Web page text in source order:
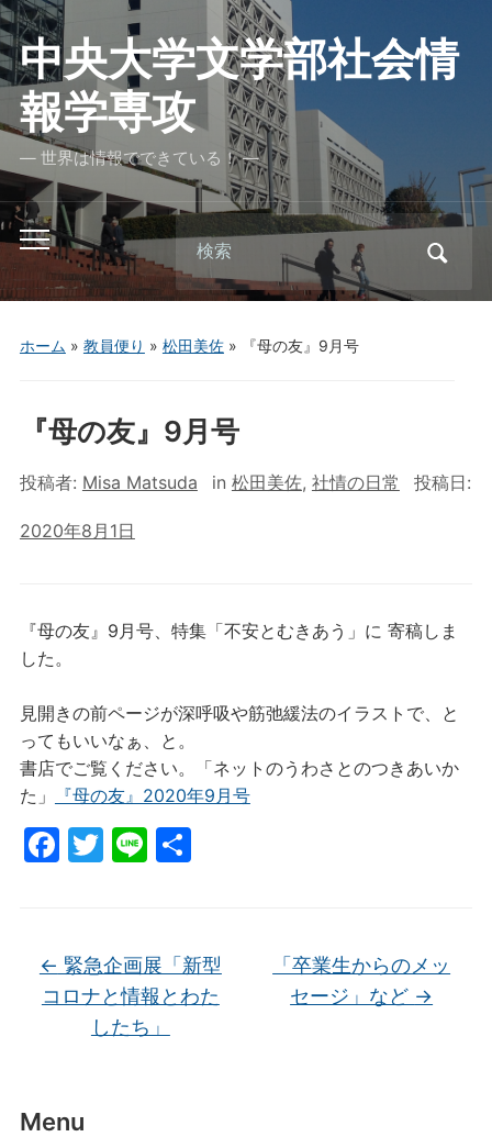
中央大学文学部社会情
報学専攻
― 世界は情報でできている！ ―
Toggle
mobile
menu
Search
for:
ホーム » 教員便り » 松田美佐» 『母の友』9月号
Menu
『母の友』9月号
投稿者: Misa Matsuda in 松田美佐, 社情の日常 投稿日:
2020年8月1日
『母の友』9月号、特集「不安とむきあう」に 寄稿しま
した。
見開きの前ページが深呼吸や筋弛緩法のイラストで、と
ってもいいなぁ、と。
書店でご覧ください。「ネットのうわさとのつきあいか
た」
『母の友』2020年9月号
F
e
b
o
T
er
Li 共
← 緊急企画展「新型
コロナと情報とわた
したち」
「卒業生からのメッ
セージ」など →